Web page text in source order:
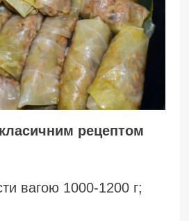
рецептом
вагою 1000-1200 г;